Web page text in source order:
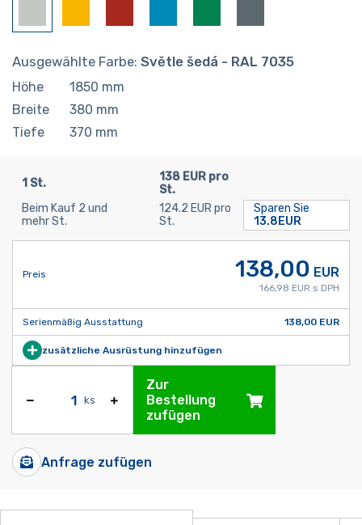
Ausgewählte Farbe: Světle šedá - RAL 7035
Höhe 1850 mm
Breite
380 mm
Tiefe
370 mm
1 St.
138 EUR pro
St.
Beim Kauf 2 und
mehr St.
124.2 EUR pro
St.
Sparen Sie
13.8EUR
Preis 138,00 EUR
166,98 EUR s DPH
Serienmäßig Ausstattung 138,00 EUR
zusätzliche Ausrüstung hinzufügen
ks
Zur
Bestellung
zufügen
Anfrage zufügen